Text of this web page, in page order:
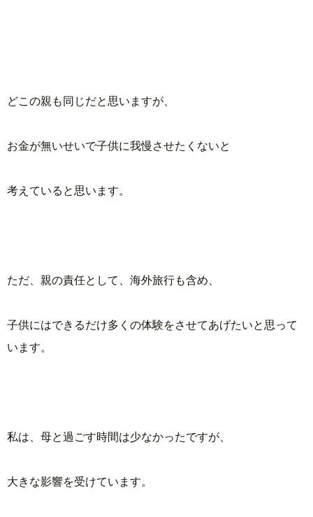
どこの親も同じだと思いますが、
お金が無いせいで子供に我慢させたくないと
考えていると思います。
ただ、親の責任として、海外旅行も含め、
子供にはできるだけ多くの体験をさせてあげたいと思って
います。
私は、母と過ごす時間は少なかったですが、
大きな影響を受けています。